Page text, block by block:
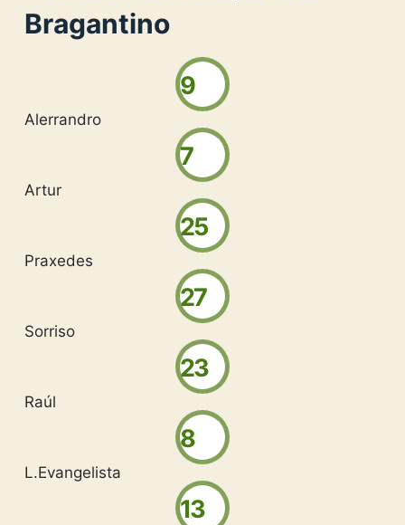
Bragantino
9
Alerrandro
7
Artur
25
Praxedes
27
Sorriso
23
Raúl
8
L.Evangelista
13